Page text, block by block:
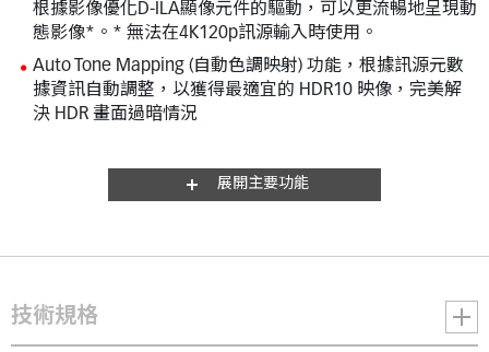
根據影像優化D-ILA顯像元件的驅動，可以更流暢地呈現動
態影像*。* 無法在4K120p訊源輸入時使用。
Auto Tone Mapping (自動色調映射) 功能，根據訊源元數
據資訊自動調整，以獲得最適宜的 HDR10 映像，完美解
決 HDR 畫面過暗情況
展開主要功能
技術規格